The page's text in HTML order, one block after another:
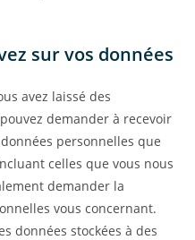
sur vos données
avez laissé des
demander à recevoir
personnelles que
celles que vous nous
demander la
vous concernant.
données stockées à des